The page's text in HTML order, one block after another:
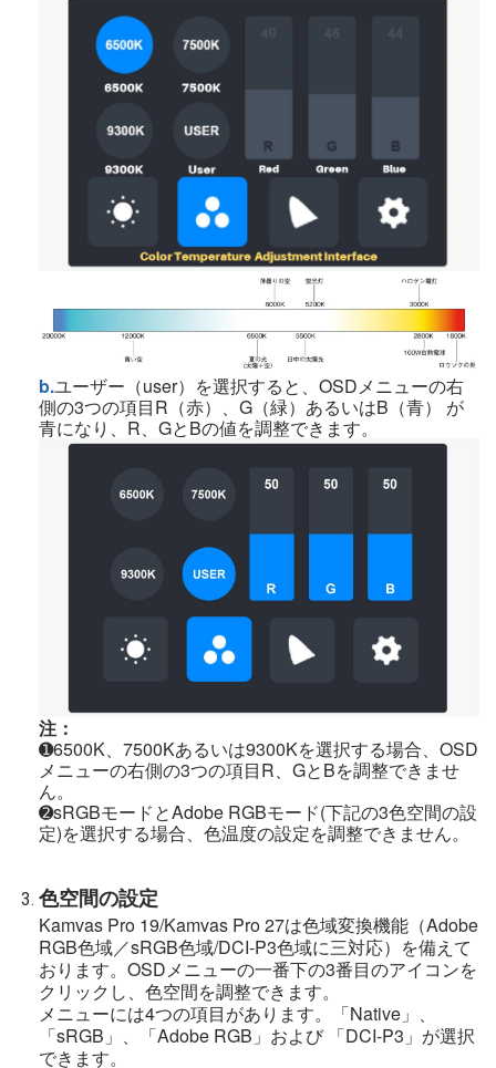
b.ユーザー（user）を選択すると、OSDメニューの右
側の3つの項目R（赤）、G（緑）あるいはB（青） が
青になり、R、GとBの値を調整できます。
注：
➊6500K、7500Kあるいは9300Kを選択する場合、OSD
メニューの右側の3つの項目R、GとBを調整できませ
ん。
➋sRGBモードとAdobe RGBモード(下記の3色空間の設
定)を選択する場合、色温度の設定を調整できません。
色空間の設定
Kamvas Pro 19/Kamvas Pro 27は色域変換機能（Adobe
RGB色域／sRGB色域/DCI-P3色域に三対応）を備えて
おります。OSDメニューの一番下の3番目のアイコンを
クリックし、色空間を調整できます。
メニューには4つの項目があります。「Native」、
「sRGB」、「Adobe RGB」および 「DCI-P3」が選択
できます。